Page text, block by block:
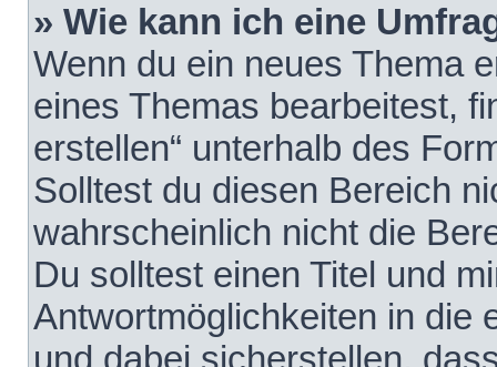
» Wie kann ich eine
Wenn du ein neues Thema
eines Themas bearbeitest,
erstellen“ unterhalb des
Solltest du diesen Bereich
wahrscheinlich nicht die
Du solltest einen Titel und
Antwortmöglichkeiten in die
und dabei sicherstellen,